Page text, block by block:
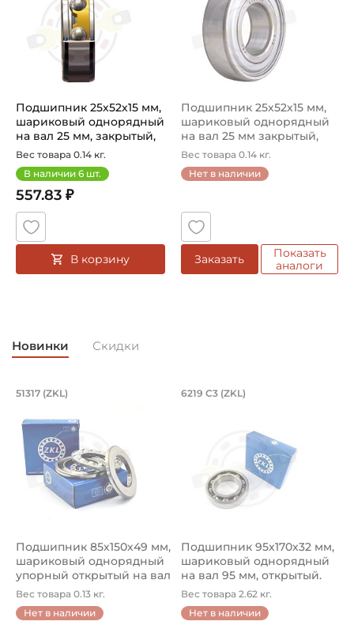
Подшипник 25х52х15 мм,
шариковый однорядный
на вал 25 мм, закрытый,
уве...
Вес товара 0.14 кг.
В наличии 6 шт.
557.83 ₽
В корзину
Подшипник 25х52х15 мм,
шариковый однорядный
на вал 25 мм закрытый,
улуч...
Вес товара 0.14 кг.
Нет в наличии
Заказать
Показать
аналоги
Новинки Скидки
Подшипник 85х150х49 мм,
51317 (ZKL)
Подшипник 85х150х49 мм,
шариковый однорядный
упорный открытый на вал
85...
Вес товара 0.13 кг.
Нет в наличии
Подшипник
6219 C3 (ZKL)
Подшипник 95х170х32 мм,
шариковый однорядный
на вал 95 мм, открытый.
Ар...
Вес товара 2.62 кг.
Нет в наличии